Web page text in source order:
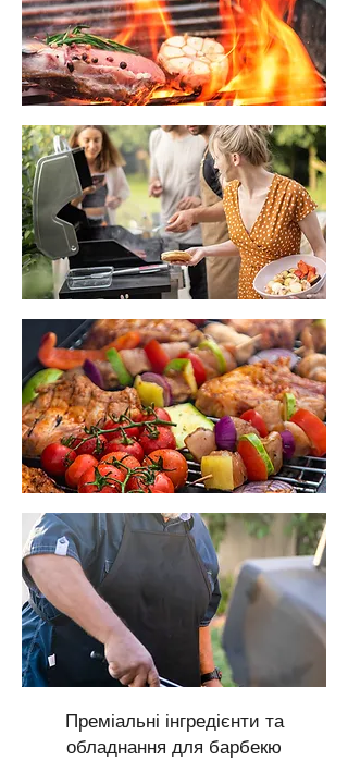
Преміальні інгредієнти та
обладнання для барбекю